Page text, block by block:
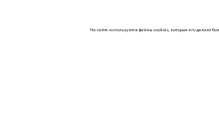
На сайте используются файлы cookies, которые его делают